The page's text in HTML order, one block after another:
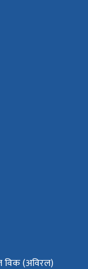
विक (अविरल)